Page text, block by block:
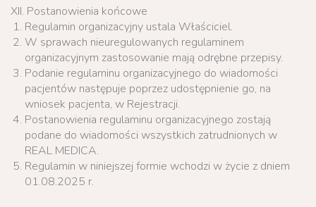
XII. Postanowienia końcowe
Regulamin organizacyjny ustala Właściciel.
W sprawach nieuregulowanych regulaminem
organizacyjnym zastosowanie mają odrębne przepisy.
Podanie regulaminu organizacyjnego do wiadomości
pacjentów następuje poprzez udostępnienie go, na
wniosek pacjenta, w Rejestracji.
Postanowienia regulaminu organizacyjnego zostają
podane do wiadomości wszystkich zatrudnionych w
REAL MEDICA.
Regulamin w niniejszej formie wchodzi w życie z dniem
01.08.2025 r.